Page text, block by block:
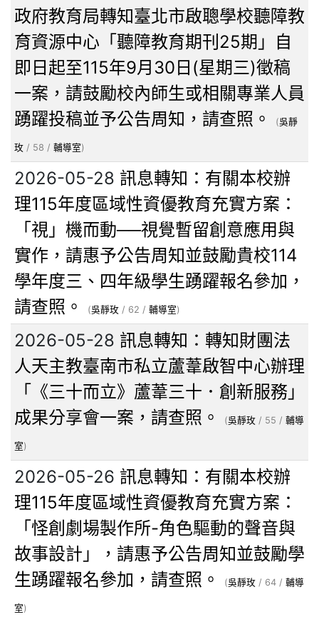
政府教育局轉知臺北市啟聰學校聽障教
育資源中心「聽障教育期刊25期」自
即日起至115年9月30日(星期三)徵稿
一案，請鼓勵校內師生或相關專業人員
踴躍投稿並予公告周知，請查照。
(吳靜
玫 / 58 / 輔導室)
2026-05-28 訊息轉知：有關本校辦
理115年度區域性資優教育充實方案：
「視」機而動──視覺暫留創意應用與
實作，請惠予公告周知並鼓勵貴校114
學年度三、四年級學生踴躍報名參加，
請查照。
(吳靜玫 / 62 / 輔導室)
2026-05-28 訊息轉知：轉知財團法
人天主教臺南市私立蘆葦啟智中心辦理
「《三十而立》蘆葦三十．創新服務」
成果分享會一案，請查照。
(吳靜玫 / 55 / 輔導
室)
2026-05-26 訊息轉知：有關本校辦
理115年度區域性資優教育充實方案：
「怪創劇場製作所-角色驅動的聲音與
故事設計」，請惠予公告周知並鼓勵學
生踴躍報名參加，請查照。
(吳靜玫 / 64 / 輔導
室)